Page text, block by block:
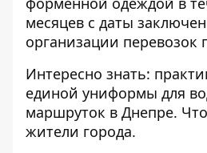
месяцев с даты
организации перевозок
Интересно знать:
единой униформы для
маршруток в Днепре.
жители города.